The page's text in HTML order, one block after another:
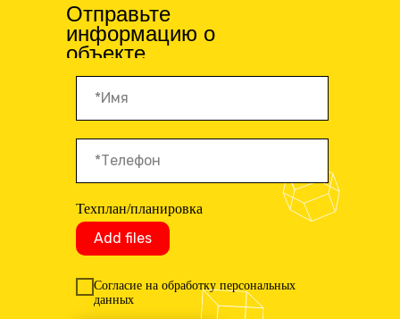
Отправьте
информацию о
объекте
Техплан/планировка
Add files
Согласие на обработку персональных
данных